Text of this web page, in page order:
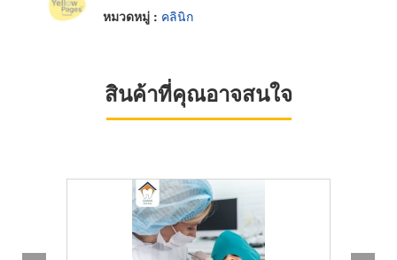
หมวดหมู่ : คลินิก
สินค้าที่คุณอาจสนใจ